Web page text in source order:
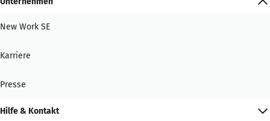
New Work SE
Karriere
Presse
Hilfe & Kontakt